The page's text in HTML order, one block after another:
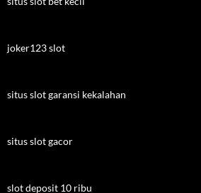
joker123 slot
situs slot garansi kekalahan
situs slot gacor
slot deposit 10 ribu